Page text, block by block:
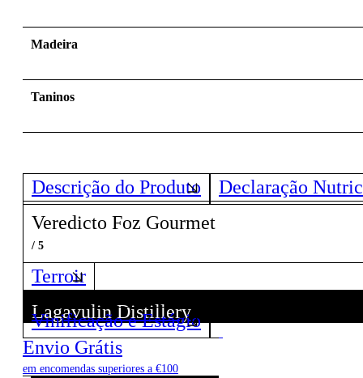
Madeira
Taninos
Descrição do Produto
Declaração
Veredicto Foz Gourmet
/ 5
Terroir
Lagavulin Distillery
Descubra todos os Vinhos deste Produtor!
Vinificação e Estágio
Envio Grátis
em encomendas superiores a €100